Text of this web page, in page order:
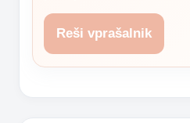
Reši vprašalnik